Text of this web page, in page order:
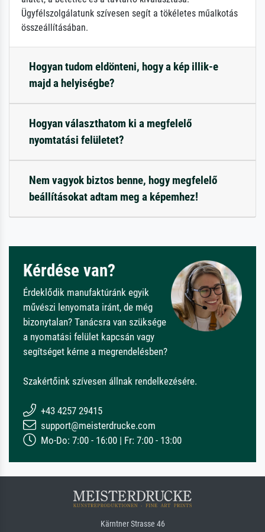
Ügyfélszolgálatunk szívesen segít a tökéletes műalkotás
összeállításában.
Hogyan tudom eldönteni, hogy a kép illik-e
majd a helyiségbe?
Hogyan választhatom ki a megfelelő
nyomtatási felületet?
Nem vagyok biztos benne, hogy megfelelő
beállításokat adtam meg a képemhez!
Kérdése van?
Érdeklődik manufaktúránk egyik
művészi lenyomata iránt, de még
bizonytalan? Tanácsra van szüksége
a nyomatási felület kapcsán vagy
segítséget kérne a megrendelésben?
Szakértőink szívesen állnak rendelkezésére.
+43 4257 29415
support@meisterdrucke.com
Mo-Do: 7:00 - 16:00 | Fr: 7:00 - 13:00
Kärntner Strasse 46